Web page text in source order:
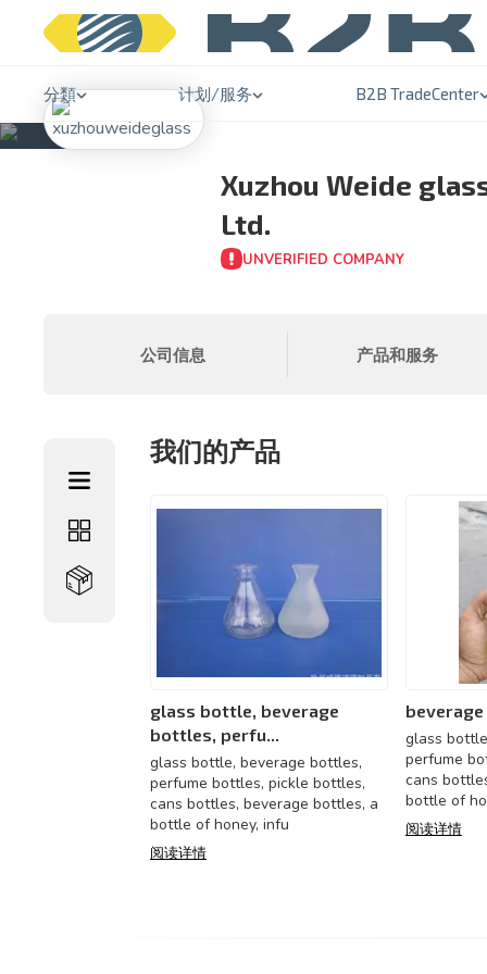
分類 计划/服务 B2B TradeCenter
Xuzhou Weide
Ltd.
UNVERIFIED COMPANY
公司信息 产品和服务
我们的产品
glass bottle, beverage
bottles, perfu...
glass bottle, beverage bottles,
perfume bottles, pickle bottles,
cans bottles, beverage bottles, a
bottle of honey, infu
阅读详情
glass
perfume
cans
bottle of
阅读详情